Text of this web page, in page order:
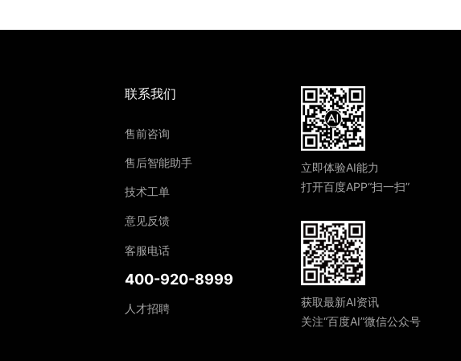
联系我们
售前咨询
售后智能助手
技术工单
意见反馈
客服电话
400-920-8999
人才招聘
立即体验AI能力
打开百度APP“扫一扫”
获取最新AI资讯
关注“百度AI”微信公众号